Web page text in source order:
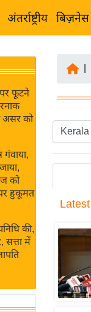
अंतर्राष्ट्रीय बिज़नेस
फूटने
असर को
गंवाया,
को
पर हुकूमत
की,
सत्ता में
Latest